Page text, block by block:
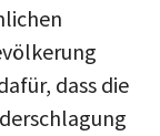
dass die